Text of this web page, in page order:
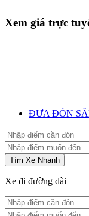
Xem giá trực
ĐƯA ĐÓN
Tìm Xe Nhanh
Xe đi đường dài